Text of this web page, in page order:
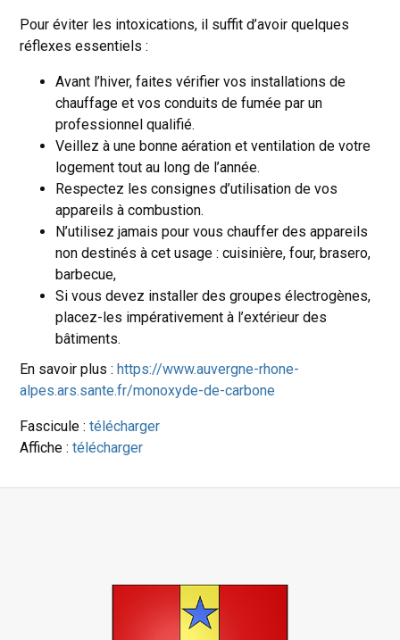
Pour éviter les intoxications, il suffit d’avoir quelques
réflexes essentiels :
Avant l’hiver, faites vérifier vos installations de
chauffage et vos conduits de fumée par un
professionnel qualifié.
Veillez à une bonne aération et ventilation de votre
logement tout au long de l’année.
Respectez les consignes d’utilisation de vos
appareils à combustion.
N’utilisez jamais pour vous chauffer des appareils
non destinés à cet usage : cuisinière, four, brasero,
barbecue,
Si vous devez installer des groupes électrogènes,
placez-les impérativement à l’extérieur des
bâtiments.
En savoir plus : https://www.auvergne-rhone-
alpes.ars.sante.fr/monoxyde-de-carbone
Fascicule : télécharger
Affiche : télécharger